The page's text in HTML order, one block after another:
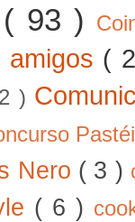
( 93 )
amigos (
)
Nero ( 3 )
( 6 )